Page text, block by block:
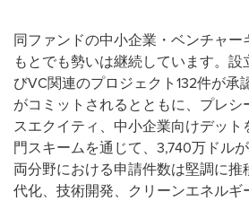
同ファンドの中小企業・ベンチャ
もとでも勢いは継続しています。設
びVC関連のプロジェクト132件が承
がコミットされるとともに、プレ
スエクイティ、中小企業向けデッ
門スキームを通じて、3,740万ドル
両分野における申請件数は堅調に
代化、技術開発、クリーンエネルギ